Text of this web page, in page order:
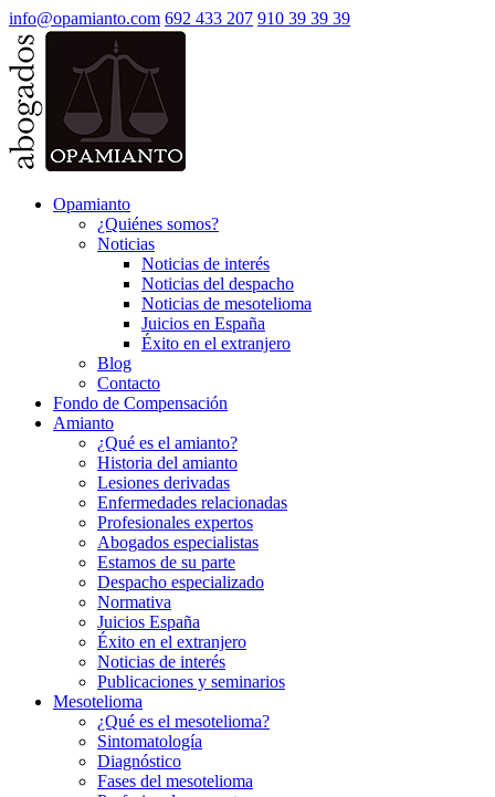
info@opamianto.com 692 433 207 910 39 39 39
Opamianto
¿Quiénes somos?
Noticias
Noticias de interés
Noticias del despacho
Noticias de mesotelioma
Juicios en España
Éxito en el extranjero
Blog
Contacto
Fondo de Compensación
Amianto
¿Qué es el amianto?
Historia del amianto
Lesiones derivadas
Enfermedades relacionadas
Profesionales expertos
Abogados especialistas
Estamos de su parte
Despacho especializado
Normativa
Juicios España
Éxito en el extranjero
Noticias de interés
Publicaciones y seminarios
Mesotelioma
¿Qué es el mesotelioma?
Sintomatología
Diagnóstico
Fases del mesotelioma